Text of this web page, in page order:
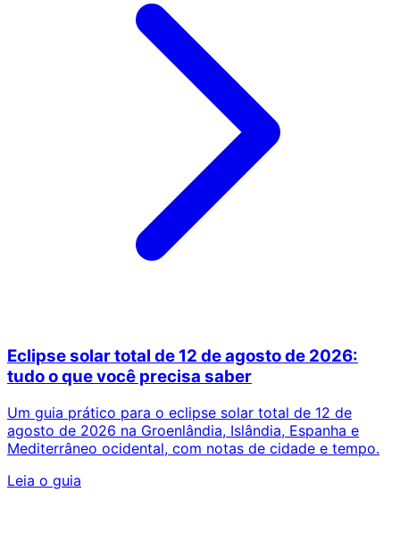
Eclipse solar total de 12 de agosto de 2026:
tudo o que você precisa saber
Um guia prático para o eclipse solar total de 12 de
agosto de 2026 na Groenlândia, Islândia, Espanha e
Mediterrâneo ocidental, com notas de cidade e tempo.
Leia o guia